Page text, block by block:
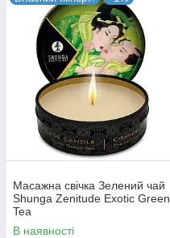
Масажна свічка Зелений чай
Shunga Zenitude Exotic Green
Tea
В наявності